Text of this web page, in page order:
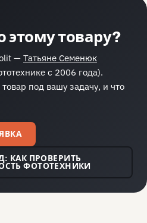
этому товару?
— Татьяне Семенюк
с 2006 года).
под вашу задачу, и что
КАК ПРОВЕРИТЬ
ФОТОТЕХНИКИ